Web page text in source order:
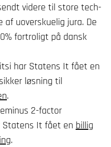
videre til store tech-
af uoverskuelig jura. De
fortroligt på dansk
har Statens It fået en
løsning til
.
2-factor
It fået en billig
.